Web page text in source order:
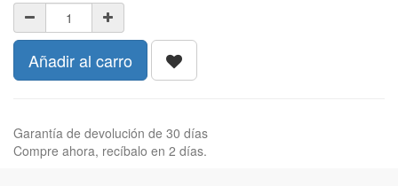
Añadir al carro
Garantía de devolución de 30 días
Compre ahora, recíbalo en 2 días.